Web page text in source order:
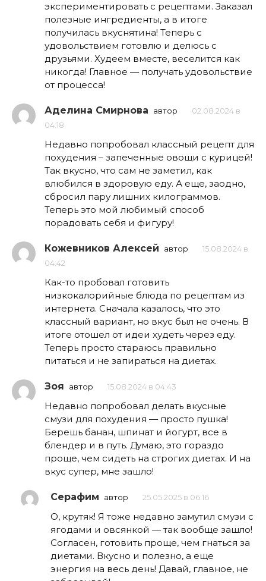
экспериментировать с рецептами. Заказал
полезные ингредиенты, а в итоге
получилась вкуснятина! Теперь с
удовольствием готовлю и делюсь с
друзьями. Худеем вместе, веселится как
никогда! Главное — получать удовольствие
от процесса!
Аделина Смирнова автор
02.08.2024 в
04:18
Недавно попробовал классный рецепт для
похудения – запеченные овощи с курицей!
Так вкусно, что сам не заметил, как
влюбился в здоровую еду. А еще, заодно,
сбросил пару лишних килограммов.
Теперь это мой любимый способ
порадовать себя и фигуру!
Кожевников Алексей автор
15.08.2024 в
04:42
Как-то пробовал готовить
низкокалорийные блюда по рецептам из
интернета. Сначала казалось, что это
классный вариант, но вкус был не очень. В
итоге отошел от идеи худеть через еду.
Теперь просто стараюсь правильно
питаться и не запираться на диетах.
Зоя автор 15.08.2024 в 04:43
Недавно попробовал делать вкусные
смузи для похудения — просто пушка!
Берешь банан, шпинат и йогурт, все в
блендер и в путь. Думаю, это гораздо
проще, чем сидеть на строгих диетах. И на
вкус супер, мне зашло!
Серафим автор 25.05.2025 в 06:16
О, крутяк! Я тоже недавно замутил смузи с
ягодами и овсянкой — так вообще зашло!
Согласен, готовить проще, чем гнаться за
диетами. Вкусно и полезно, а еще
энергия на весь день! Давай, главное, не